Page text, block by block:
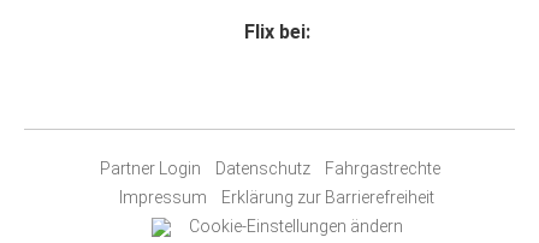
Flix bei:
Partner Login Datenschutz
Fahrgastrechte
Impressum
Erklärung zur Barrierefreiheit
Cookie-Einstellungen ändern